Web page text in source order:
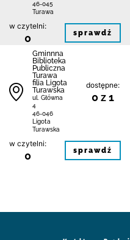
46-045
Turawa
w czytelni:
0 sprawdź
Gminnna
Biblioteka
Publiczna
Turawa
filia Ligota
Turawska
ul. Główna
4
46-046
Ligota
Turawska
dostępne:
0 z 1
w czytelni:
0 sprawdź